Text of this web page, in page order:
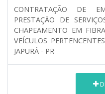
CONTRATAÇÃO DE
PRESTAÇÃO DE
CHAPEAMENTO EM
VEÍCULOS
JAPURÁ - PR